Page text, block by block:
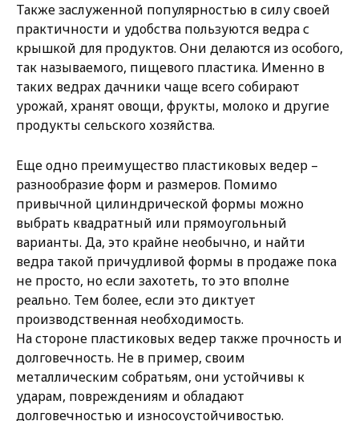
Также заслуженной популярностью в силу своей
практичности и удобства пользуются ведра с
крышкой для продуктов. Они делаются из особого,
так называемого, пищевого пластика. Именно в
таких ведрах дачники чаще всего собирают
урожай, хранят овощи, фрукты, молоко и другие
продукты сельского хозяйства.
Еще одно преимущество пластиковых ведер –
разнообразие форм и размеров. Помимо
привычной цилиндрической формы можно
выбрать квадратный или прямоугольный
варианты. Да, это крайне необычно, и найти
ведра такой причудливой формы в продаже пока
не просто, но если захотеть, то это вполне
реально. Тем более, если это диктует
производственная необходимость.
На стороне пластиковых ведер также прочность и
долговечность. Не в пример, своим
металлическим собратьям, они устойчивы к
ударам, повреждениям и обладают
долговечностью и износоустойчивостью.